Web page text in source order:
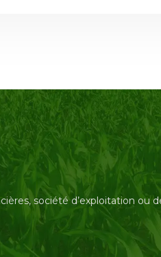
société d’exploitation ou